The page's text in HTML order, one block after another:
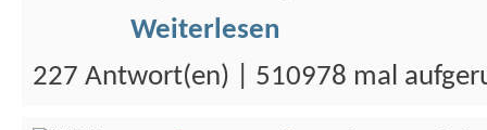
Weiterlesen
227 Antwort(en) | 510978 mal